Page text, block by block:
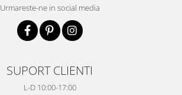
Urmareste-ne in social media
SUPORT CLIENTI
L-D 10:00-17:00